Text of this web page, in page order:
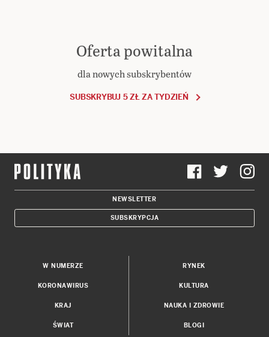
Oferta powitalna
dla nowych subskrybentów
SUBSKRYBUJ 5 ZŁ ZA TYDZIEŃ
NEWSLETTER
SUBSKRYPCJA
W NUMERZE
KORONAWIRUS
KRAJ
ŚWIAT
RYNEK
KULTURA
NAUKA I ZDROWIE
BLOGI